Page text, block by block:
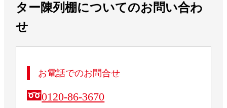
ター陳列棚についてのお問い合わ
せ
お電話でのお問合せ
0120-86-3670